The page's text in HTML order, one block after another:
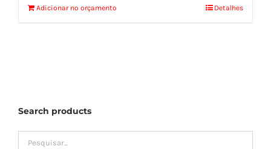
Adicionar no orçamento Detalhes
Search products